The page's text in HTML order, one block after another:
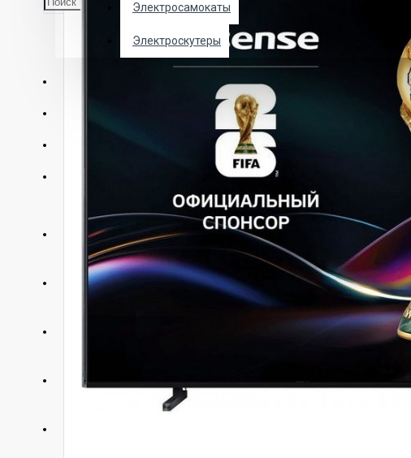
Электросамокаты
Электроскутеры
+375 29 377 88 33 Бытовая техника и ТВ
+375 33 673 17 31 Бытовая техника и ТВ
Компьютерная техника
+375 29 677 54 10 Электротранспорт